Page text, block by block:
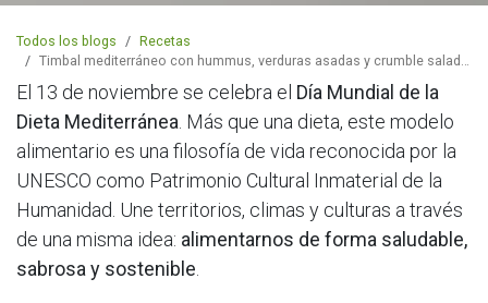
Todos los blogs
Recetas
Timbal mediterráneo con hummus, verduras asadas y crumble salado de almendra
El 13 de noviembre se celebra el Día Mundial de la
Dieta Mediterránea . Más que una dieta, este modelo
alimentario es una filosofía de vida reconocida por la
UNESCO como Patrimonio Cultural Inmaterial de la
Humanidad. Une territorios, climas y culturas a través
de una misma idea: alimentarnos de forma saludable,
sabrosa y sostenible